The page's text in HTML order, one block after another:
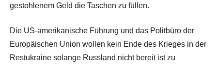
gestohlenem Geld die Taschen zu füllen.
Die US-amerikanische Führung und das Politbüro der
Europäischen Union wollen kein Ende des Krieges in der
Restukraine solange Russland nicht bereit ist zu